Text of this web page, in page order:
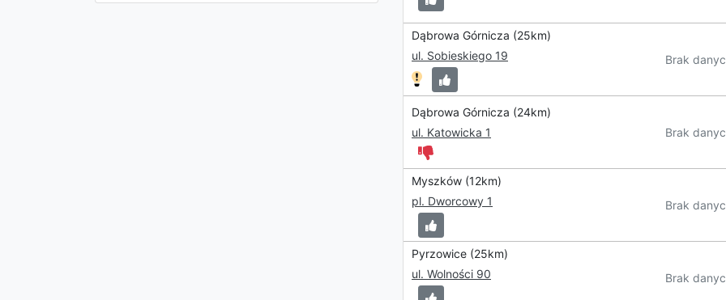
Dąbrowa Górnicza (25km)
ul. Sobieskiego 19
Brak
Dąbrowa Górnicza (24km)
ul. Katowicka 1
Brak
Myszków (12km)
pl. Dworcowy 1
Brak
Pyrzowice (25km)
ul. Wolności 90
Brak